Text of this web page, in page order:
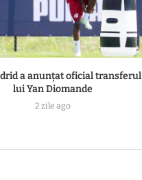
a anunțat oficial transferul
lui Yan Diomande
2 zile ago